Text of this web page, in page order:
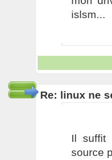
islsm...
Re: linux ne
Il suffit
source